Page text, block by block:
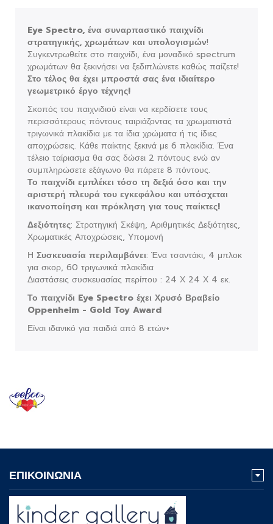
Eye Spectro, ένα συναρπαστικό παιχνίδι
στρατηγικής, χρωμάτων και υπολογισμών!
Συγκεντρωθείτε στο παιχνίδι, ένα μοναδικό spectrum
χρωμάτων θα ξεκινήσει να ξεδιπλώνετε καθώς παίζετε!
Στο τέλος θα έχει μπροστά σας ένα ιδιαίτερο
γεωμετρικό έργο τέχνης!
Σκοπός του παιχνιδιού είναι να κερδίσετε τους
περισσότερους πόντους ταιριάζοντας τα χρωματιστά
τριγωνικά πλακίδια με τα ίδια χρώματα ή τις ίδιες
αποχρώσεις. Κάθε παίκτης ξεκινά με 6 πλακίδια. Ένα
τέλειο ταίριασμα θα σας δώσει 2 πόντους ενώ αν
συμπληρώσετε εξάγωνο θα πάρετε 8 πόντους.
Το παιχνίδι εμπλέκει τόσο τη δεξιά όσο και την
αριστερή πλευρά του εγκεφάλου και υπόσχεται
ικανοποίηση και πρόκληση για τους παίκτες!
Δεξιότητες: Στρατηγική Σκέψη, Αριθμητικές Δεξιότητες,
Χρωματικές Αποχρώσεις, Υπομονή
Η Συσκευασία περιλαμβάνει: Ένα τσαντάκι, 4 μπλοκ
για σκορ, 60 τριγωνικά πλακίδια
Διαστάσεις συσκευασίας περίπου : 24 Χ 24 Χ 4 εκ.
Το παιχνίδι Eye Spectro έχει Χρυσό Βραβείο
Oppenheim - Gold Toy Award
Είναι ιδανικό για παιδιά από 8 ετών+
ΕΠΙΚΟΙΝΩΝΙΑ